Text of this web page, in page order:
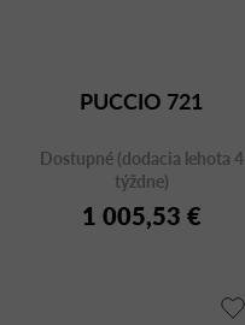
PUCCIO 721
Dostupné (dodacia lehota 4
týždne)
1 005,53 €